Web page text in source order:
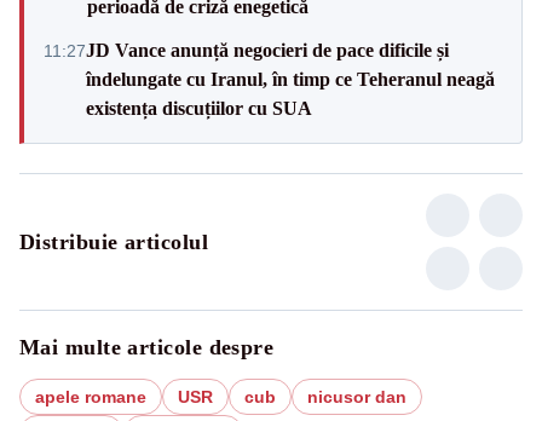
perioadă de criză enegetică
11:27JD Vance anunță negocieri de pace dificile și
îndelungate cu Iranul, în timp ce Teheranul neagă
existența discuțiilor cu SUA
Distribuie articolul
Mai multe articole despre
apele romane USR cub
nicusor dan